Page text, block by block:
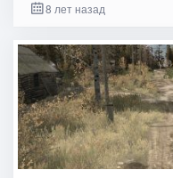
8 лет назад